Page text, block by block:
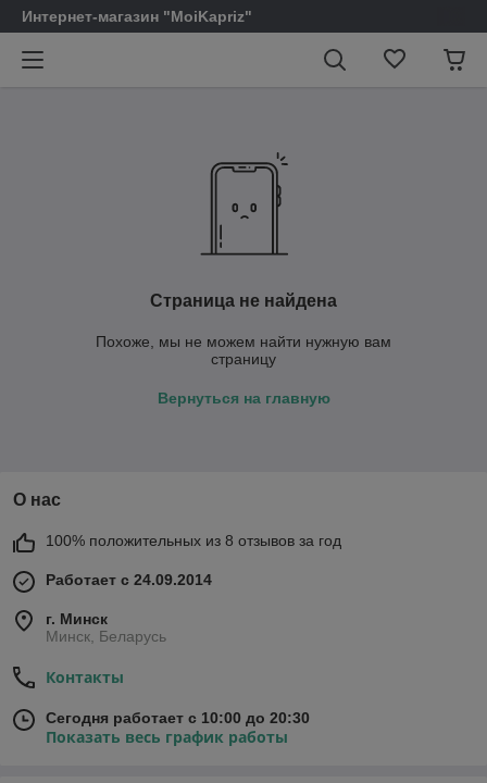
Интернет-магазин "MoiKapriz"
Страница не найдена
Похоже, мы не можем найти нужную вам
страницу
Вернуться на главную
О нас
100% положительных из 8 отзывов за год
Работает с 24.09.2014
г. Минск
Минск, Беларусь
Контакты
Сегодня работает с 10:00 до 20:30
Показать весь график работы